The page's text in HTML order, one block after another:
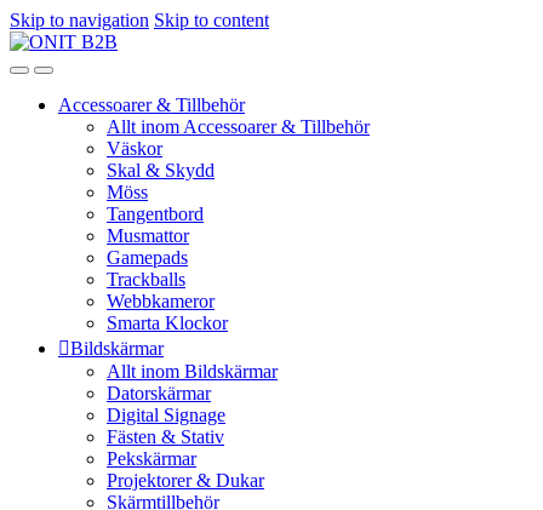
Skip to navigation Skip to content
Accessoarer & Tillbehör
Allt inom Accessoarer & Tillbehör
Väskor
Skal & Skydd
Möss
Tangentbord
Musmattor
Gamepads
Trackballs
Webbkameror
Smarta Klockor
Bildskärmar
Allt inom Bildskärmar
Datorskärmar
Digital Signage
Fästen & Stativ
Pekskärmar
Projektorer & Dukar
Skärmtillbehör